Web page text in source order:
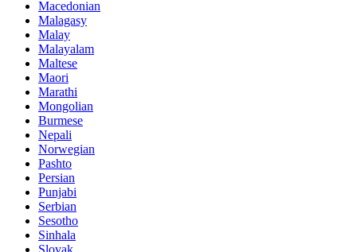
Macedonian
Malagasy
Malay
Malayalam
Maltese
Maori
Marathi
Mongolian
Burmese
Nepali
Norwegian
Pashto
Persian
Punjabi
Serbian
Sesotho
Sinhala
Slovak